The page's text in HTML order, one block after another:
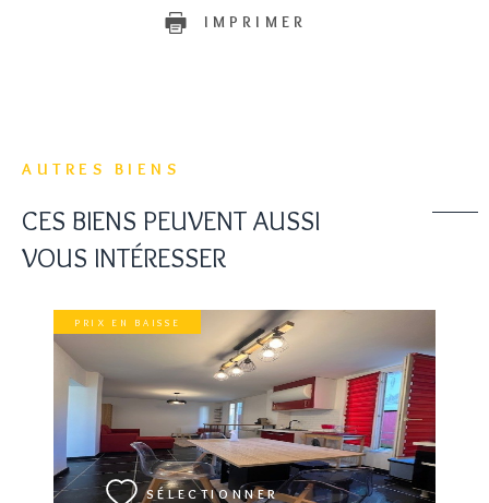
IMPRIMER
AUTRES BIENS
CES BIENS PEUVENT AUSSI
VOUS INTÉRESSER
PRIX EN BAISSE
SÉLECTIONNER
VOIR LE BIEN